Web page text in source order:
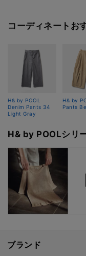
コーディネートお
H& by POOL
Denim Pants 34
Light Gray
H& by
Pants
H& by POOLシリ
ブランド